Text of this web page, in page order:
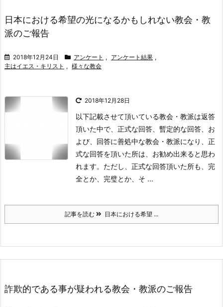
日本における希望の光になるかもしれない教会・教
派のご報告
2018年12月24日 アンケート , アンケート結果 ,
主はイエス・キリスト , 様々な教会
2018年12月28日
以下記載させて頂いている教会・教派は返答
頂いた中で、正式な回答、暫定的な回答、お
よび、回答に善処中な教会・教派になり、正
式な回答を頂いた所は、お勧め出来ると思わ
れます。 ただし、正式な回答頂いた所も、完
全とか、完璧とか、そ ...
記事を読む 日本における希望 ...
詐欺的である事が疑われる教会・教派のご報告